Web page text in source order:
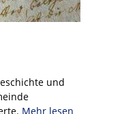
und
Mehr lesen